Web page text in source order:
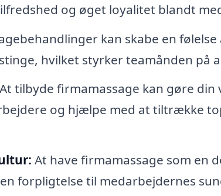
og øget loyalitet blandt
kan skabe en
hvilket styrker teamånden på
At tilbyde firmamassage kan gøre
og hjælpe med at tiltrække
At have firmamassage som en
forpligtelse til medarbejdernes